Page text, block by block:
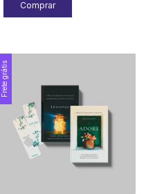
Frete grátis